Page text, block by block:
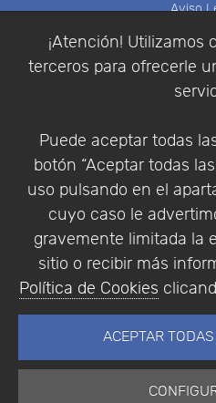
¡Atención! Utilizamos
terceros para ofrecerle
Puede aceptar todas
botón “Aceptar todas
uso pulsando en el
cuyo caso le
gravemente limitada la
sitio o recibir más
Política de Cookies
ACEPTAR
Aviso
Política de
Condiciones
Empresa|Aviso Legal|
Política de
© Copyright 1994 -